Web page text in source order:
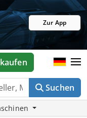
Zur App
Suchen